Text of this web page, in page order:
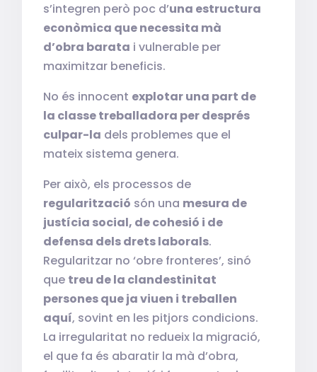
s’integren però poc d’una estructura
econòmica que necessita mà
d’obra barata i vulnerable per
maximitzar beneficis.
No és innocent explotar una part de
la classe treballadora per després
culpar-la dels problemes que el
mateix sistema genera.
Per això, els processos de
regularització són una mesura de
justícia social, de cohesió i de
defensa dels drets laborals.
Regularitzar no ‘obre fronteres’, sinó
que treu de la clandestinitat
persones que ja viuen i treballen
aquí, sovint en les pitjors condicions.
La irregularitat no redueix la migració,
el que fa és abaratir la mà d’obra,